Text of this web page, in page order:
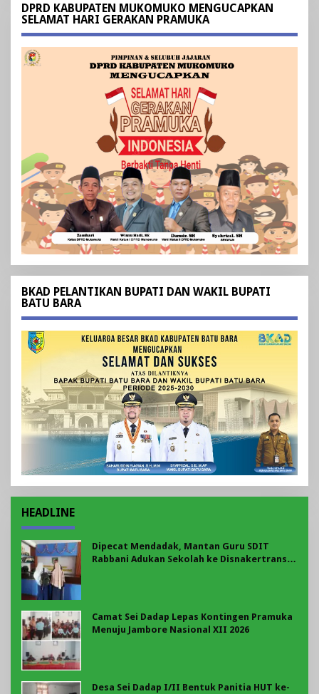
DPRD KABUPATEN MUKOMUKO MENGUCAPKAN
SELAMAT HARI GERAKAN PRAMUKA
BKAD PELANTIKAN BUPATI DAN WAKIL BUPATI
BATU BARA
HEADLINE
Dipecat Mendadak, Mantan Guru SDIT
Rabbani Adukan Sekolah ke Disnakertrans
Camat Sei Dadap Lepas Kontingen Pramuka
Menuju Jambore Nasional XII 2026
Desa Sei Dadap I/II Bentuk Panitia HUT ke-